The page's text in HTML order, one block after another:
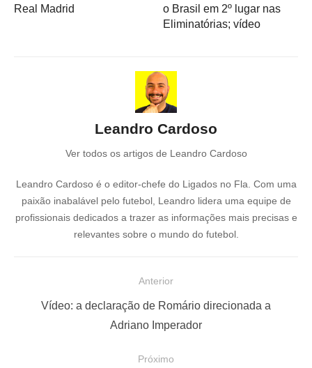
Real Madrid
o Brasil em 2º lugar nas
Eliminatórias; vídeo
Leandro Cardoso
Ver todos os artigos de Leandro Cardoso
Leandro Cardoso é o editor-chefe do Ligados no Fla. Com uma
paixão inabalável pelo futebol, Leandro lidera uma equipe de
profissionais dedicados a trazer as informações mais precisas e
relevantes sobre o mundo do futebol.
Anterior
Vídeo: a declaração de Romário direcionada a
Adriano Imperador
Próximo